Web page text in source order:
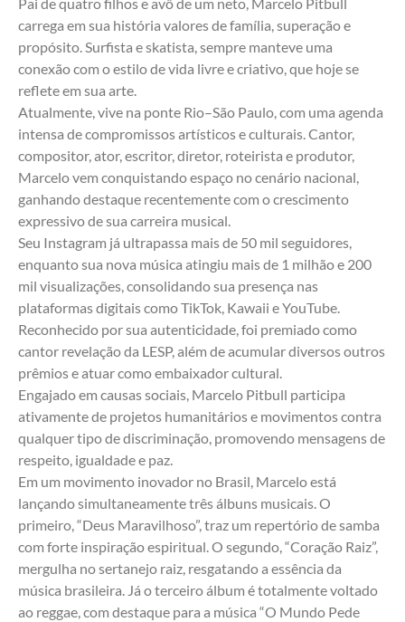
Pai de quatro filhos e avô de um neto, Marcelo Pitbull
carrega em sua história valores de família, superação e
propósito. Surfista e skatista, sempre manteve uma
conexão com o estilo de vida livre e criativo, que hoje se
reflete em sua arte.
Atualmente, vive na ponte Rio–São Paulo, com uma agenda
intensa de compromissos artísticos e culturais. Cantor,
compositor, ator, escritor, diretor, roteirista e produtor,
Marcelo vem conquistando espaço no cenário nacional,
ganhando destaque recentemente com o crescimento
expressivo de sua carreira musical.
Seu Instagram já ultrapassa mais de 50 mil seguidores,
enquanto sua nova música atingiu mais de 1 milhão e 200
mil visualizações, consolidando sua presença nas
plataformas digitais como TikTok, Kawaii e YouTube.
Reconhecido por sua autenticidade, foi premiado como
cantor revelação da LESP, além de acumular diversos outros
prêmios e atuar como embaixador cultural.
Engajado em causas sociais, Marcelo Pitbull participa
ativamente de projetos humanitários e movimentos contra
qualquer tipo de discriminação, promovendo mensagens de
respeito, igualdade e paz.
Em um movimento inovador no Brasil, Marcelo está
lançando simultaneamente três álbuns musicais. O
primeiro, “Deus Maravilhoso”, traz um repertório de samba
com forte inspiração espiritual. O segundo, “Coração Raiz”,
mergulha no sertanejo raiz, resgatando a essência da
música brasileira. Já o terceiro álbum é totalmente voltado
ao reggae, com destaque para a música “O Mundo Pede